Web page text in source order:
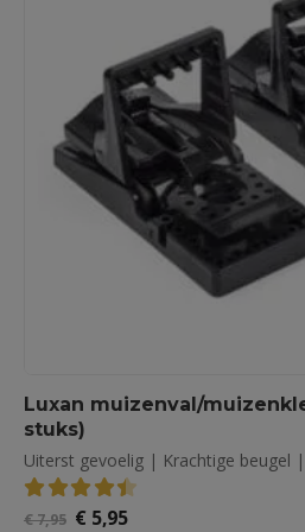
Luxan muizenval/
stuks)
Uiterst gevoelig | Krachtige beugel
4.50 out of 5
€7,95 Oorspronkelijke
€ 5,95Huidige